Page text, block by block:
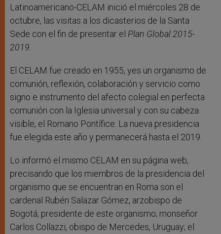
Latinoamericano-CELAM inició el miércoles 28 de
octubre, las visitas a los dicasterios de la Santa
Sede con el fin de presentar el Plan Global 2015-
2019.
El CELAM fue creado en 1955, yes un organismo de
comunión, reflexión, colaboración y servicio como
signo e instrumento del afecto colegial en perfecta
comunión con la Iglesia universal y con su cabeza
visible, el Romano Pontífice. La nueva presidencia
fue elegida este año y permanecerá hasta el 2019.
Lo informó el mismo CELAM en su página web,
precisando que los miembros de la presidencia del
organismo que se encuentran en Roma son el
cardenal Rubén Salazar Gómez, arzobispo de
Bogotá, presidente de este organismo; monseñor
Carlos Collazzi, obispo de Mercedes, Uruguay; el